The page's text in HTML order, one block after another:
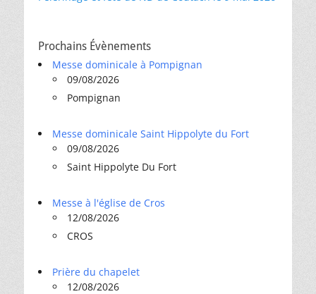
Prochains Évènements
Messe dominicale à Pompignan
09/08/2026
Pompignan
Messe dominicale Saint Hippolyte du Fort
09/08/2026
Saint Hippolyte Du Fort
Messe à l'église de Cros
12/08/2026
CROS
Prière du chapelet
12/08/2026